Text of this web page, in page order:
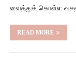
வைத்துக் கொள்ள
READ MORE